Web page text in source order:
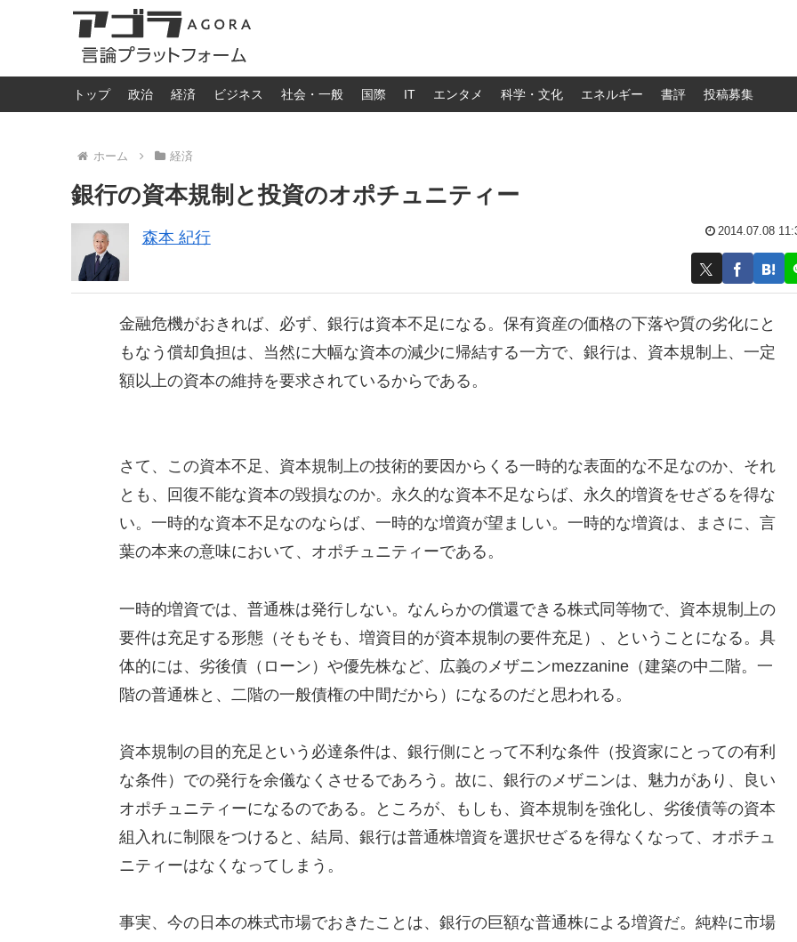
トップ 政治 経済 ビジネス 社会・一般 国際 IT エンタメ 科学・文化 エネルギー 書評 投稿募集
ホーム 経済
銀行の資本規制と投資のオポチュニティー
森本 紀行 2014.07.08
金融危機がおきれば、必ず、銀行は資本不足になる。保有資産の価格の下落や質の劣化にと
もなう償却負担は、当然に大幅な資本の減少に帰結する一方で、銀行は、資本規制上、一定
額以上の資本の維持を要求されているからである。
さて、この資本不足、資本規制上の技術的要因からくる一時的な表面的な不足なのか、それ
とも、回復不能な資本の毀損なのか。永久的な資本不足ならば、永久的増資をせざるを得な
い。一時的な資本不足なのならば、一時的な増資が望ましい。一時的な増資は、まさに、言
葉の本来の意味において、オポチュニティーである。
一時的増資では、普通株は発行しない。なんらかの償還できる株式同等物で、資本規制上の
要件は充足する形態（そもそも、増資目的が資本規制の要件充足）、ということになる。具
体的には、劣後債（ローン）や優先株など、広義のメザニンmezzanine（建築の中二階。一
階の普通株と、二階の一般債権の中間だから）になるのだと思われる。
資本規制の目的充足という必達条件は、銀行側にとって不利な条件（投資家にとっての有利
な条件）での発行を余儀なくさせるであろう。故に、銀行のメザニンは、魅力があり、良い
オポチュニティーになるのである。ところが、もしも、資本規制を強化し、劣後債等の資本
組入れに制限をつけると、結局、銀行は普通株増資を選択せざるを得なくなって、オポチュ
ニティーはなくなってしまう。
事実、今の日本の株式市場でおきたことは、銀行の巨額な普通株による増資だ。純粋に市場